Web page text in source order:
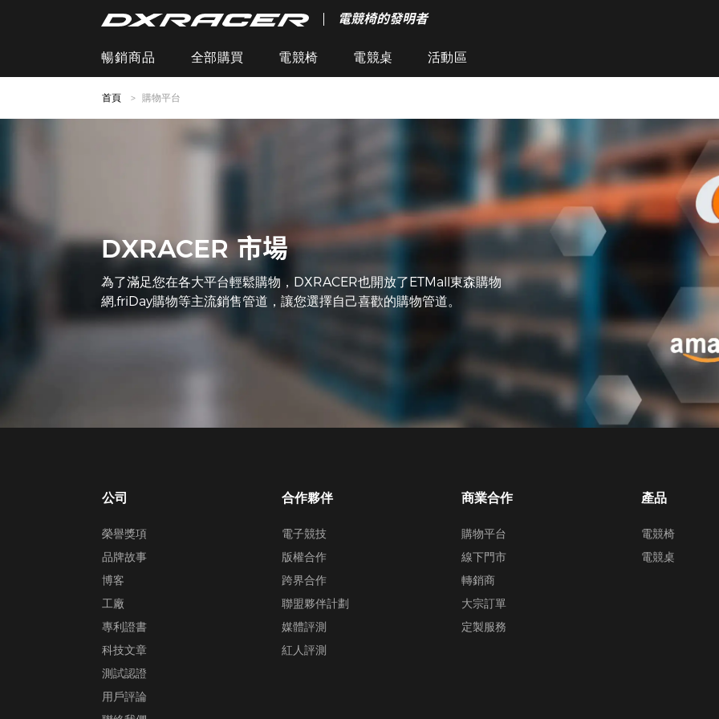
電競椅的發明者
暢銷商品 全部購買 電競椅 電競桌 活動區
首頁 購物平台
DXRACER 市場
為了滿足您在各大平台輕鬆購物，DXRACER也開放了ETMall東森購物
網,friDay購物等主流銷售管道，讓您選擇自己喜歡的購物管道。
公司
榮譽獎項
品牌故事
博客
工廠
專利證書
科技文章
測試認證
用戶評論
合作夥伴
電子競技
版權合作
跨界合作
聯盟夥伴計劃
媒體評測
紅人評測
商業合作
購物平台
線下門市
轉銷商
大宗訂單
定製服務
產品
電競椅
電競桌